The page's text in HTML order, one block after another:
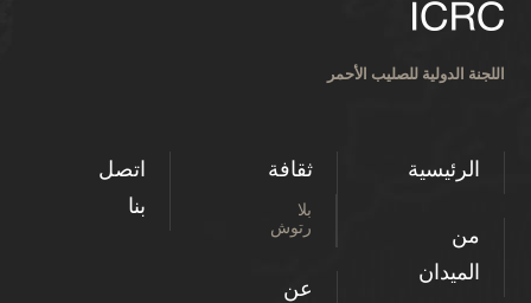
اللجنة الدولية للصليب الأحمر
الرئيسية
من
الميدان
ثقافة
بلا
رتوش
عن
اتصل
بنا